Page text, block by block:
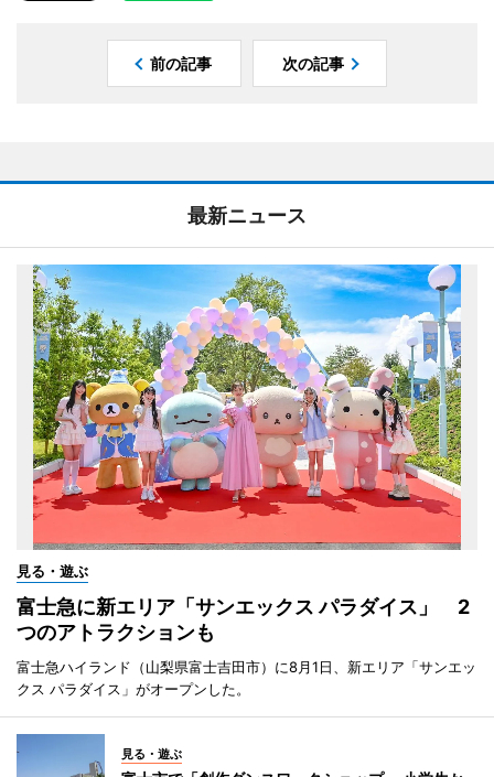
前の記事 次の記事
最新ニュース
見る・遊ぶ
富士急に新エリア「サンエックス パラダイス」 2
つのアトラクションも
富士急ハイランド（山梨県富士吉田市）に8月1日、新エリア「サンエッ
クス パラダイス」がオープンした。
見る・遊ぶ